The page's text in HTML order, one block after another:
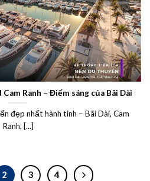
Ranh – Điểm sáng của Bãi Dài
đẹp nhất hành tinh – Bãi Dài, Cam
Ranh, [...]
2 3 4